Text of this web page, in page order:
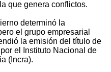
que genera conflictos.
determinó la
el grupo empresarial
la emisión del título de
el Instituto Nacional de
(Incra).